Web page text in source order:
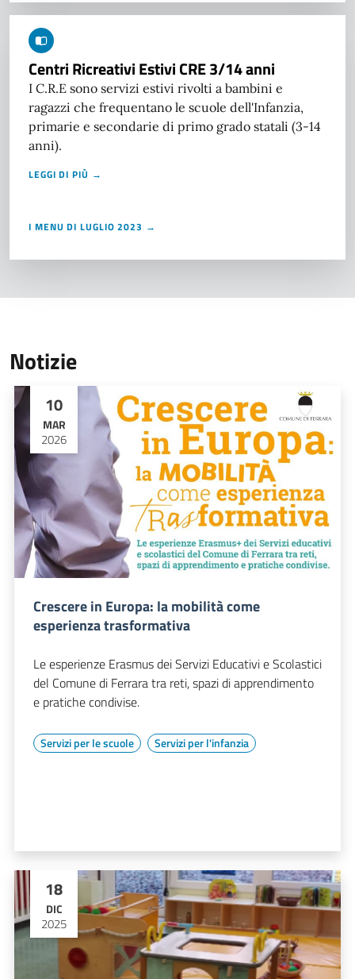
Centri Ricreativi Estivi CRE 3/14 anni
I C.R.E sono servizi estivi rivolti a bambini e
ragazzi che frequentano le scuole dell'Infanzia,
primarie e secondarie di primo grado statali (3-14
anni).
LEGGI DI PIÙ →
I MENU DI LUGLIO 2023 →
Notizie
10
MAR
2026
Crescere in Europa: la mobilità come
esperienza trasformativa
Le esperienze Erasmus dei Servizi Educativi e Scolastici
del Comune di Ferrara tra reti, spazi di apprendimento
e pratiche condivise.
Servizi per le scuole Servizi per l'infanzia
18
DIC
2025